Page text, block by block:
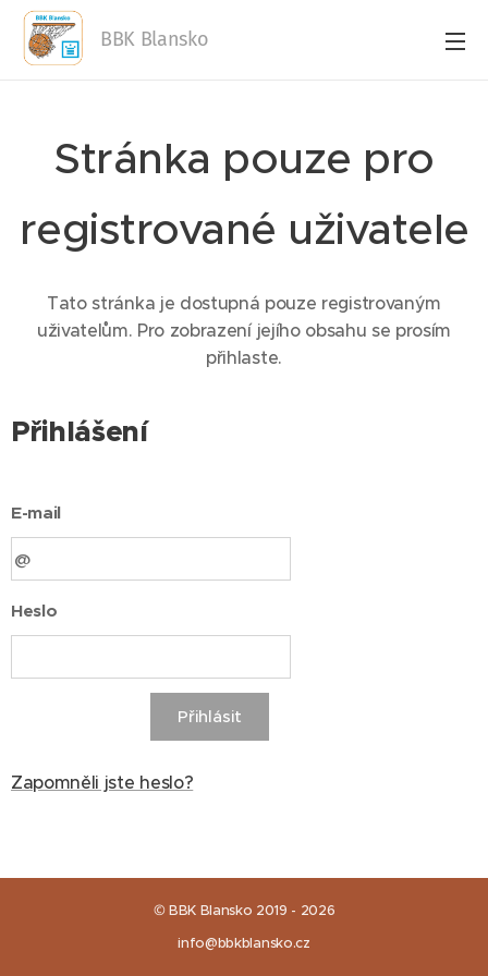
BBK Blansko
Stránka pouze pro
registrované uživatele
Tato stránka je dostupná pouze registrovaným
uživatelům. Pro zobrazení jejího obsahu se prosím
přihlaste.
Přihlášení
E-mail
Heslo
Přihlásit
Zapomněli jste heslo?
© BBK Blansko 2019 - 2026
info@bbkblansko.cz